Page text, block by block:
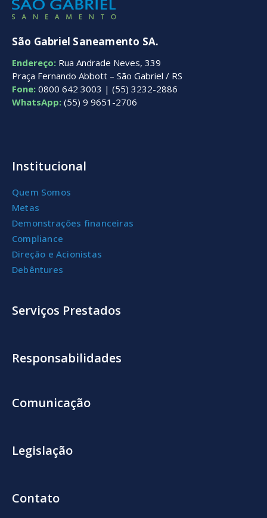
São Gabriel Saneamento SA.
Endereço: Rua Andrade Neves, 339
Praça Fernando Abbott – São Gabriel / RS
Fone: 0800 642 3003 | (55) 3232-2886
WhatsApp: (55) 9 9651-2706
Institucional
Quem Somos
Metas
Demonstrações financeiras
Compliance
Direção e Acionistas
Debêntures
Serviços Prestados
Responsabilidades
Comunicação
Legislação
Contato